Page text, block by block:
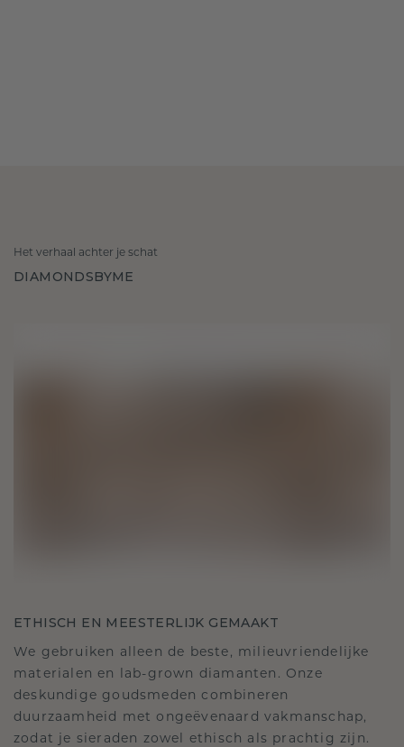
Het verhaal achter je schat
DIAMONDSBYME
ETHISCH EN MEESTERLIJK GEMAAKT
We gebruiken alleen de beste, milieuvriendelijke
materialen en lab-grown diamanten. Onze
deskundige goudsmeden combineren
duurzaamheid met ongeëvenaard vakmanschap,
zodat je sieraden zowel ethisch als prachtig zijn.